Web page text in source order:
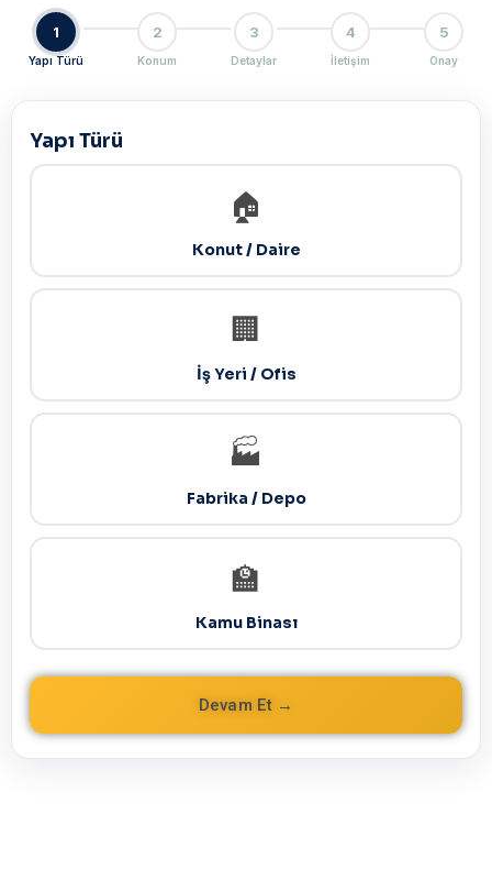
1
Yapı Türü
2
Konum
3
Detaylar
4
İletişim
5
Onay
Yapı Türü
🏠
Konut / Daire
🏢
İş Yeri / Ofis
🏭
Fabrika / Depo
🏫
Kamu Binası
Devam Et →